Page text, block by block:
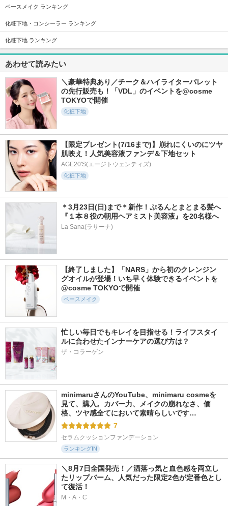
8641件
ディオールスキン
フォーエヴァー ス
キン コレクト コン
シーラー
ディオール
イライト
セザンヌ セザンヌ
4.8
1937件
ナチュラルマットシ
ェーディング
セザンヌ
ベースメイク ランキング
化粧下地・コンシーラー ランキング
化粧下地 ランキング
あわせて読みたい
＼豪華特典あり／チーク＆ハイライターパレット
の先行販売も！「VDL」のイベントを@cosme
TOKYOで開催
化粧下地
【限定プレゼント(7/16まで)】崩れにくいのにツヤ
肌映え！人気美容液ファンデ＆下地セット
AGE20'S(エージトウェンティズ)
化粧下地
＊3月23日(日)まで＊新作！ぷるんとまとまる髪へ
『１本８役の朝用ヘアミスト美容液』を20名様へ
La Sana(ラサーナ)
【終了しました】「NARS」から初のクレンジン
グオイルが登場！いち早く体験できるイベントを
@cosme TOKYOで開催
ベースメイク
忙しい毎日でもキレイを目指せる！ライフスタイ
ルに合わせたインナーケアの選び方は？
ザ・コラーゲン
minimaruさんのYouTube、minimaru cosmeを
見て、購入。カバー力、メイクの崩れなさ、価
格、ツヤ感全てにおいて素晴らしいです…
7
セラムクッションファンデーション
ランキングIN
＼8月7日全国発売！／洒落っ気と血色感を両立し
たリップバーム、人気だった限定2色が定番色とし
て復活！
M・A・C